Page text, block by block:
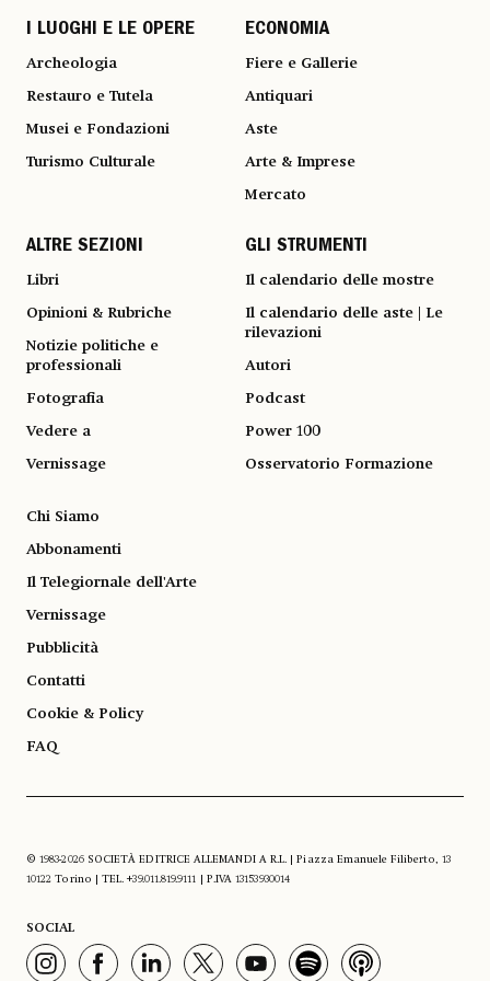
I LUOGHI E LE OPERE
Archeologia
Restauro e Tutela
Musei e Fondazioni
Turismo Culturale
ECONOMIA
Fiere e Gallerie
Antiquari
Aste
Arte & Imprese
Mercato
ALTRE SEZIONI
Libri
Opinioni & Rubriche
Notizie politiche e
professionali
Fotografia
Vedere a
Vernissage
GLI STRUMENTI
Il calendario delle mostre
Il calendario delle aste | Le
rilevazioni
Autori
Podcast
Power 100
Osservatorio Formazione
Chi Siamo
Abbonamenti
Il Telegiornale dell'Arte
Vernissage
Pubblicità
Contatti
Cookie & Policy
FAQ
© 1983-2026 SOCIETÀ EDITRICE ALLEMANDI A R.L. | Piazza Emanuele Filiberto, 13
10122 Torino | TEL. +39.011.819.9111 | P.IVA 13153930014
SOCIAL